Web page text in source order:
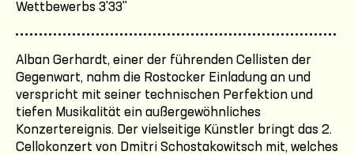
Wettbewerbs 3'33''
Alban Gerhardt, einer der führenden Cellisten der
Gegenwart, nahm die Rostocker Einladung an und
verspricht mit seiner technischen Perfektion und
tiefen Musikalität ein außergewöhnliches
Konzertereignis. Der vielseitige Künstler bringt das 2.
Cellokonzert von Dmitri Schostakowitsch mit, welches